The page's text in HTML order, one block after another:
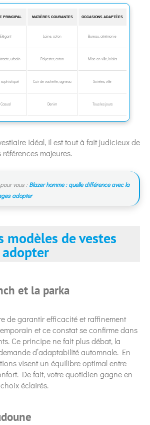
PRINCIPAL MATIÈRES COURANTES OCCASIONS ADAPTÉES
Élégant Laine, coton Bureau, cérémonie
urbain Polyester, coton Mise en ville, loisirs
sophistiqué Cuir de vachette, agneau Soirées, ville
Casual Denim Tous les jours
idéal, il est tout à fait judicieux de
majeures.
vous : Blazer homme : quelle différence avec la
adopter
modèles de vestes
et la parka
de garantir efficacité et raffinement
et ce constat se confirme dans
Ce principe ne fait plus débat, la
d’adaptabilité automnale. En
visent un équilibre optimal entre
De fait, votre quotidien gagne en
éclairés.